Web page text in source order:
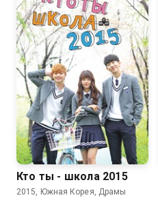
8.0 7.6
Кто ты - школа 2015
2015, Южная Корея, Драмы